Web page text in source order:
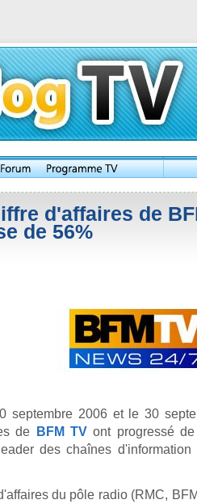
d'affaires de
de 56%
septembre 2006 et le 30
de
BFM TVont progressé de
des chaînes
du pôle radio (RMC,